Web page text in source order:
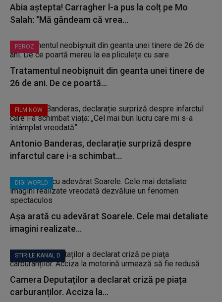
Abia aștepta! Carragher l-a pus la colț pe Mo
Salah: "Mă gândeam că vrea...
PEROZ
Tratamentul neobișnuit din geanta unei tinere de
26 de ani. De ce poartă...
FILM NOW
Antonio Banderas, declarație surpriză despre
infarctul care i-a schimbat...
DIGI WORLD
Așa arată cu adevărat Soarele. Cele mai detaliate
imagini realizate...
STIRILE KANAL D
Camera Deputaților a declarat criză pe piața
carburanților. Acciza la...